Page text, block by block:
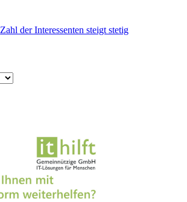
Zahl der Interessenten steigt stetig